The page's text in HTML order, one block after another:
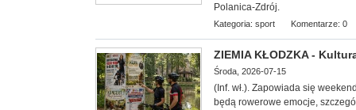
Polanica-Zdrój.
Kategoria: sport Komentarze: 0
ZIEMIA KŁODZKA -
Środa, 2026-07-15
(Inf. wł.). Zapowiada się
będą rowerowe emocje,